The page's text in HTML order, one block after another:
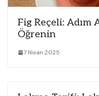
Fig Reçeli: Adım
Öğrenin
7 Nisan 2025